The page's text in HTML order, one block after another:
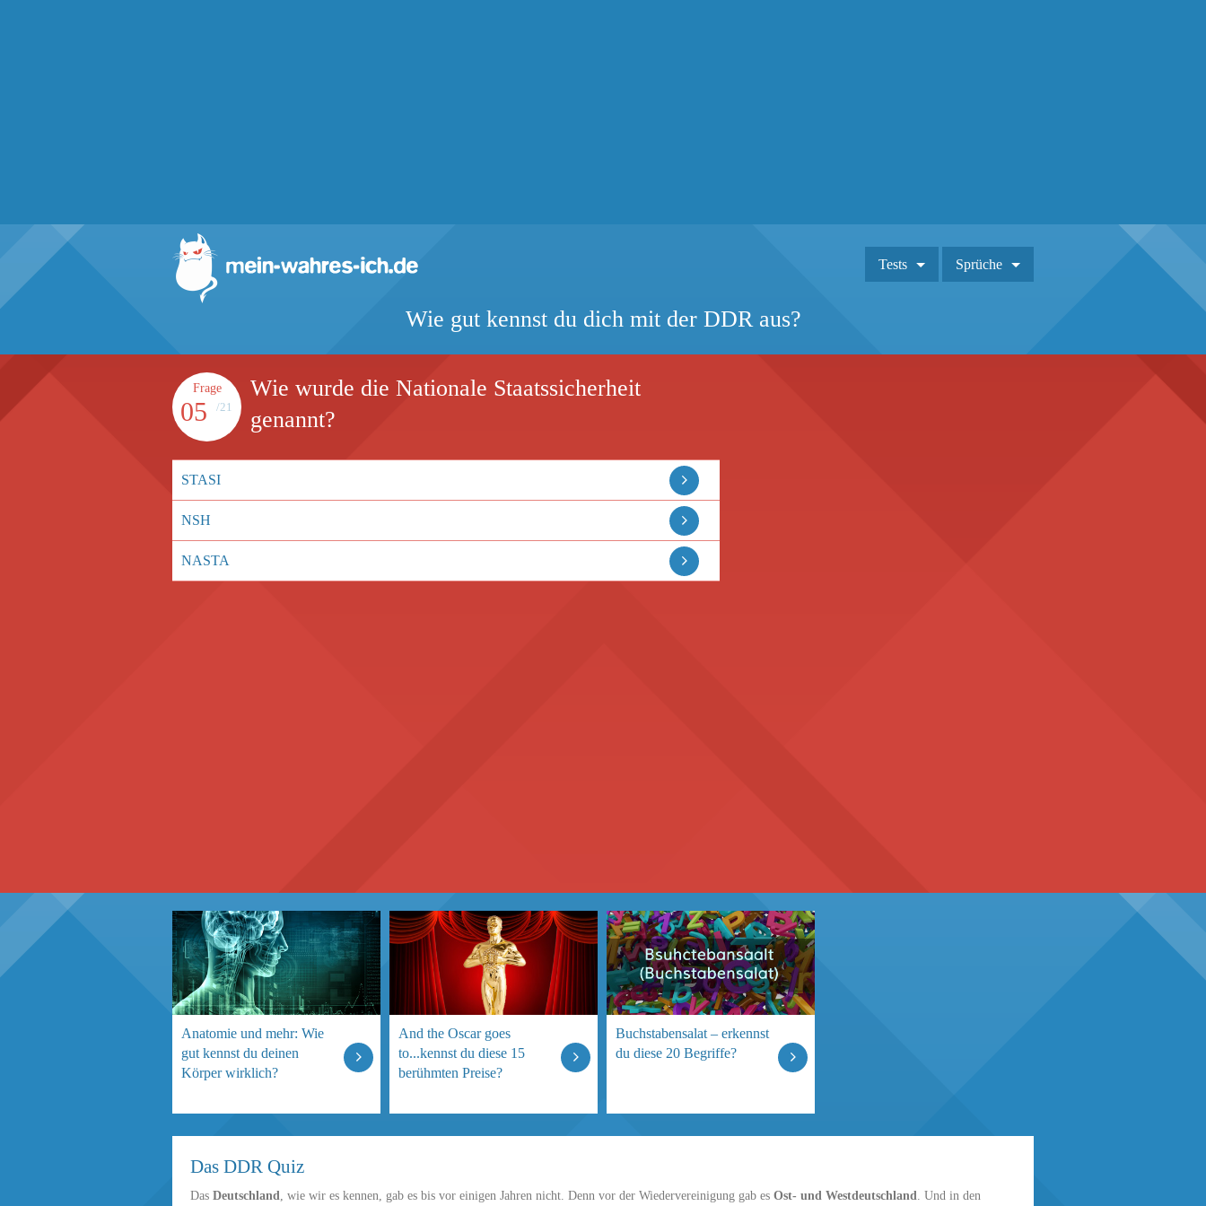
Tests Sprüche
Wie gut kennst du dich mit der DDR aus?
Frage
05 /21
Wie wurde die Nationale Staatssicherheit
genannt?
STASI
NSH
NASTA
Anatomie und mehr: Wie
gut kennst du deinen
Körper wirklich?
And the Oscar goes
to...kennst du diese 15
berühmten Preise?
Buchstabensalat – erkennst
du diese 20 Begriffe?
Das DDR Quiz
Das Deutschland, wie wir es kennen, gab es bis vor einigen Jahren nicht. Denn vor der Wiedervereinigung gab es Ost- und Westdeutschland. Und in den